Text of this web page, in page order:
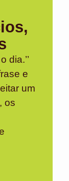
dia.’’
e
um
os